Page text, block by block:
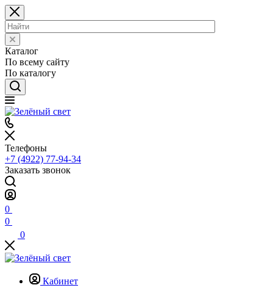
Каталог
По всему сайту
По каталогу
Телефоны
+7 (4922) 77-94-34
Заказать звонок
0
0
0
Кабинет